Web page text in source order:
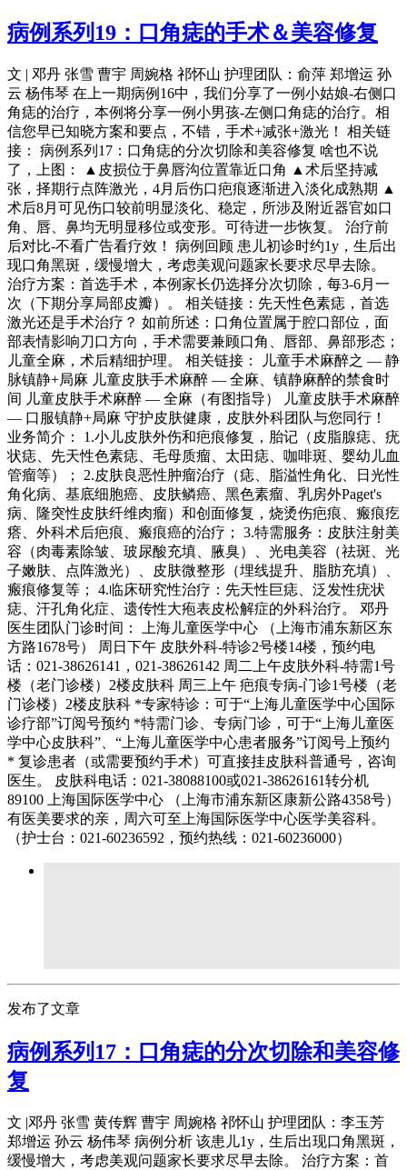
病例系列19：口角痣的手术＆美容修复
文 | 邓丹 张雪 曹宇 周婉格 祁怀山 护理团队：俞萍 郑增运 孙
云 杨伟琴 在上一期病例16中，我们分享了一例小姑娘-右侧口
角痣的治疗，本例将分享一例小男孩-左侧口角痣的治疗。相
信您早已知晓方案和要点，不错，手术+减张+激光！ 相关链
接： 病例系列17：口角痣的分次切除和美容修复 啥也不说
了，上图： ▲皮损位于鼻唇沟位置靠近口角 ▲术后坚持减
张，择期行点阵激光，4月后伤口疤痕逐渐进入淡化成熟期 ▲
术后8月可见伤口较前明显淡化、稳定，所涉及附近器官如口
角、唇、鼻均无明显移位或变形。可待进一步恢复。 治疗前
后对比-不看广告看疗效！ 病例回顾 患儿初诊时约1y，生后出
现口角黑斑，缓慢增大，考虑美观问题家长要求尽早去除。
治疗方案：首选手术，本例家长仍选择分次切除，每3-6月一
次（下期分享局部皮瓣）。 相关链接：先天性色素痣，首选
激光还是手术治疗？ 如前所述：口角位置属于腔口部位，面
部表情影响刀口方向，手术需要兼顾口角、唇部、鼻部形态；
儿童全麻，术后精细护理。 相关链接： 儿童手术麻醉之 — 静
脉镇静+局麻 儿童皮肤手术麻醉 — 全麻、镇静麻醉的禁食时
间 儿童皮肤手术麻醉 — 全麻（有图指导） 儿童皮肤手术麻醉
— 口服镇静+局麻 守护皮肤健康，皮肤外科团队与您同行！
业务简介： 1.小儿皮肤外伤和疤痕修复，胎记（皮脂腺痣、疣
状痣、先天性色素痣、毛母质瘤、太田痣、咖啡斑、婴幼儿血
管瘤等）； 2.皮肤良恶性肿瘤治疗（痣、脂溢性角化、日光性
角化病、基底细胞癌、皮肤鳞癌、黑色素瘤、乳房外Paget's
病、隆突性皮肤纤维肉瘤）和创面修复，烧烫伤疤痕、瘢痕疙
瘩、外科术后疤痕、瘢痕癌的治疗； 3.特需服务：皮肤注射美
容（肉毒素除皱、玻尿酸充填、腋臭）、光电美容（祛斑、光
子嫩肤、点阵激光）、皮肤微整形（埋线提升、脂肪充填）、
瘢痕修复等； 4.临床研究性治疗：先天性巨痣、泛发性疣状
痣、汗孔角化症、遗传性大疱表皮松解症的外科治疗。 邓丹
医生团队门诊时间： 上海儿童医学中心 （上海市浦东新区东
方路1678号） 周日下午 皮肤外科-特诊2号楼14楼，预约电
话：021-38626141，021-38626142 周二上午皮肤外科-特需1号
楼（老门诊楼）2楼皮肤科 周三上午 疤痕专病-门诊1号楼（老
门诊楼）2楼皮肤科 *专家特诊：可于“上海儿童医学中心国际
诊疗部”订阅号预约 *特需门诊、专病门诊，可于“上海儿童医
学中心皮肤科”、“上海儿童医学中心患者服务”订阅号上预约
* 复诊患者（或需要预约手术）可直接挂皮肤科普通号，咨询
医生。 皮肤科电话：021-38088100或021-38626161转分机
89100 上海国际医学中心 （上海市浦东新区康新公路4358号）
有医美要求的亲，周六可至上海国际医学中心医学美容科。
（护士台：021-60236592，预约热线：021-60236000）
发布了文章
病例系列17：口角痣的分次切除和美容修
复
文 |邓丹 张雪 黄传辉 曹宇 周婉格 祁怀山 护理团队：李玉芳
郑增运 孙云 杨伟琴 病例分析 该患儿1y，生后出现口角黑斑，
缓慢增大，考虑美观问题家长要求尽早去除。 治疗方案：首